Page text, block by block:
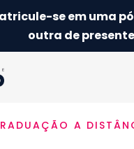
se em uma
outra de
A